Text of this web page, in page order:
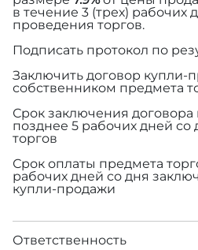
в течение 3 (трех) рабочих
проведения торгов.
Подписать протокол по
Заключить договор купли-
собственником предмета
Срок заключения
позднее 5 рабочих дней со
торгов
Срок оплаты предмета
рабочих дней со дня
купли-продажи
Ответственность